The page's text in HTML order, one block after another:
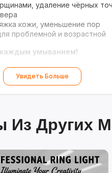
удаление чёрных
кожи, уменьшение пор
проблемной и возрастной
каждым умыванием!
Увидеть Больше
Других